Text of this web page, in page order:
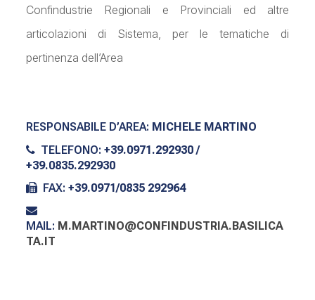
Confindustrie Regionali e Provinciali ed altre
articolazioni di Sistema, per le tematiche di
pertinenza dell’Area
RESPONSABILE D’AREA: MICHELE MARTINO
TELEFONO: +39.0971.292930 /
+39.0835.292930
FAX: +39.0971/0835 292964
MAIL: M.MARTINO@CONFINDUSTRIA.BASILICA
TA.IT